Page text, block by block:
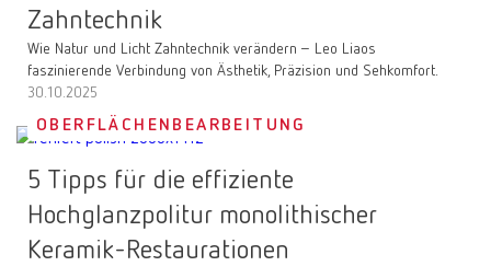
Zahntechnik
Wie Natur und Licht Zahntechnik verändern – Leo Liaos
faszinierende Verbindung von Ästhetik, Präzision und Sehkomfort.
30.10.2025
OBERFLÄCHENBEARBEITUNG
5 Tipps für die effiziente
Hochglanzpolitur monolithischer
Keramik-Restaurationen